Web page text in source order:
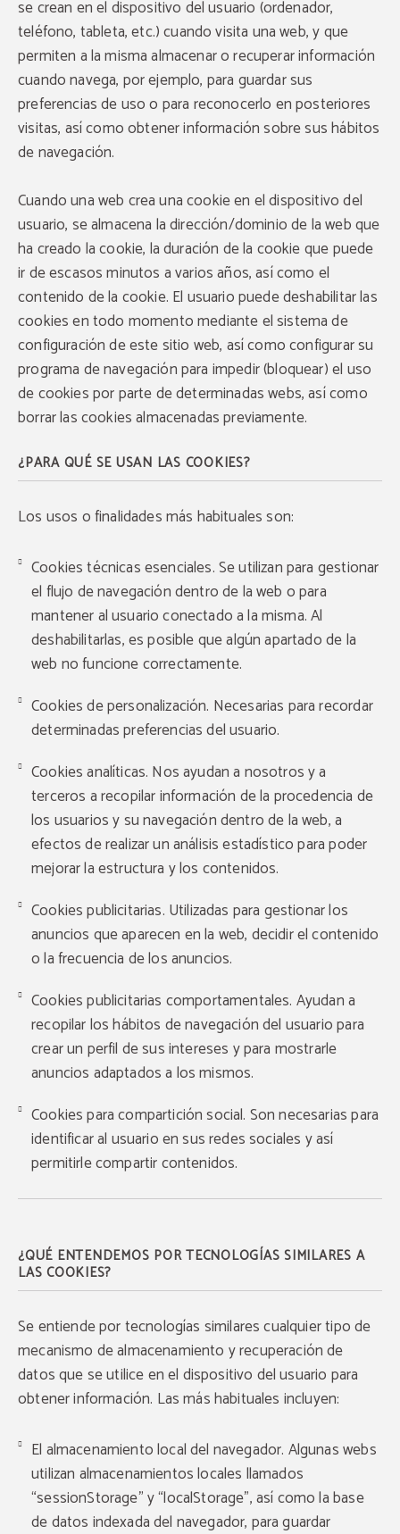
se crean en el dispositivo del usuario (ordenador,
teléfono, tableta, etc.) cuando visita una web, y que
permiten a la misma almacenar o recuperar información
cuando navega, por ejemplo, para guardar sus
preferencias de uso o para reconocerlo en posteriores
visitas, así como obtener información sobre sus hábitos
de navegación.
Cuando una web crea una cookie en el dispositivo del
usuario, se almacena la dirección/dominio de la web que
ha creado la cookie, la duración de la cookie que puede
ir de escasos minutos a varios años, así como el
contenido de la cookie. El usuario puede deshabilitar las
cookies en todo momento mediante el sistema de
configuración de este sitio web, así como configurar su
programa de navegación para impedir (bloquear) el uso
de cookies por parte de determinadas webs, así como
borrar las cookies almacenadas previamente.
¿PARA QUÉ SE USAN LAS COOKIES?
Los usos o finalidades más habituales son:
Cookies técnicas esenciales. Se utilizan para gestionar
el flujo de navegación dentro de la web o para
mantener al usuario conectado a la misma. Al
deshabilitarlas, es posible que algún apartado de la
web no funcione correctamente.
Cookies de personalización. Necesarias para recordar
determinadas preferencias del usuario.
Cookies analíticas. Nos ayudan a nosotros y a
terceros a recopilar información de la procedencia de
los usuarios y su navegación dentro de la web, a
efectos de realizar un análisis estadístico para poder
mejorar la estructura y los contenidos.
Cookies publicitarias. Utilizadas para gestionar los
anuncios que aparecen en la web, decidir el contenido
o la frecuencia de los anuncios.
Cookies publicitarias comportamentales. Ayudan a
recopilar los hábitos de navegación del usuario para
crear un perfil de sus intereses y para mostrarle
anuncios adaptados a los mismos.
Cookies para compartición social. Son necesarias para
identificar al usuario en sus redes sociales y así
permitirle compartir contenidos.
¿QUÉ ENTENDEMOS POR TECNOLOGÍAS SIMILARES A
LAS COOKIES?
Se entiende por tecnologías similares cualquier tipo de
mecanismo de almacenamiento y recuperación de
datos que se utilice en el dispositivo del usuario para
obtener información. Las más habituales incluyen:
El almacenamiento local del navegador. Algunas webs
utilizan almacenamientos locales llamados
“sessionStorage” y “localStorage”, así como la base
de datos indexada del navegador, para guardar